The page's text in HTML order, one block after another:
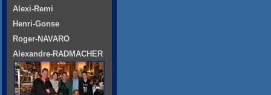
Alexi-Remi
Henri-Gonse
Roger-NAVARO
Alexandre-RADMACHER